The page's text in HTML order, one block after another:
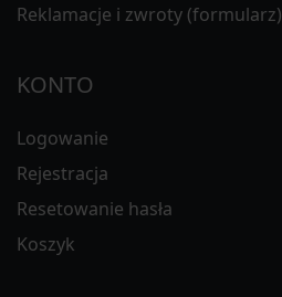
Reklamacje i zwroty (formularz)
KONTO
Logowanie
Rejestracja
Resetowanie hasła
Koszyk